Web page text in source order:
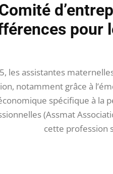
pour
les assistantes
notamment grâce à
spécifique à la
(Assmat
cette profession